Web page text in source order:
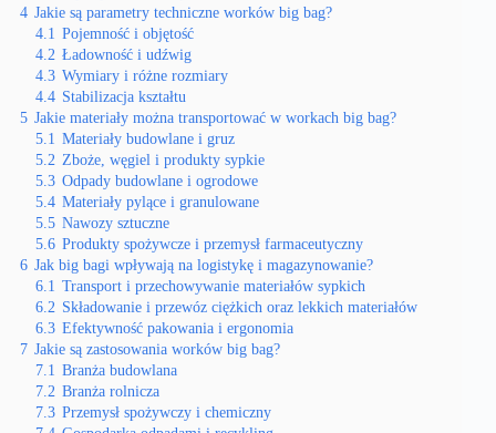
4 Jakie są parametry techniczne worków big bag?
4.1 Pojemność i objętość
4.2 Ładowność i udźwig
4.3 Wymiary i różne rozmiary
4.4 Stabilizacja kształtu
5 Jakie materiały można transportować w workach big bag?
5.1 Materiały budowlane i gruz
5.2 Zboże, węgiel i produkty sypkie
5.3 Odpady budowlane i ogrodowe
5.4 Materiały pylące i granulowane
5.5 Nawozy sztuczne
5.6 Produkty spożywcze i przemysł farmaceutyczny
6 Jak big bagi wpływają na logistykę i magazynowanie?
6.1 Transport i przechowywanie materiałów sypkich
6.2 Składowanie i przewóz ciężkich oraz lekkich materiałów
6.3 Efektywność pakowania i ergonomia
7 Jakie są zastosowania worków big bag?
7.1 Branża budowlana
7.2 Branża rolnicza
7.3 Przemysł spożywczy i chemiczny